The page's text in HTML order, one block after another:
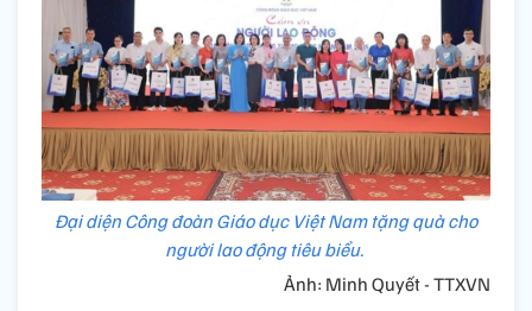
Đại diện Công đoàn Giáo dục Việt Nam tặng quà cho
người lao động tiêu biểu.
Ảnh: Minh Quyết - TTXVN